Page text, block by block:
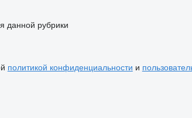
данной рубрики
политикой конфиденциальности и